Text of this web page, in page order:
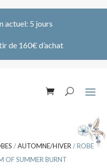
actuel: 5 jours
de 160€ d’achat
/AUTOMNE/HIVER / ROBE
OF SUMMER BURNT